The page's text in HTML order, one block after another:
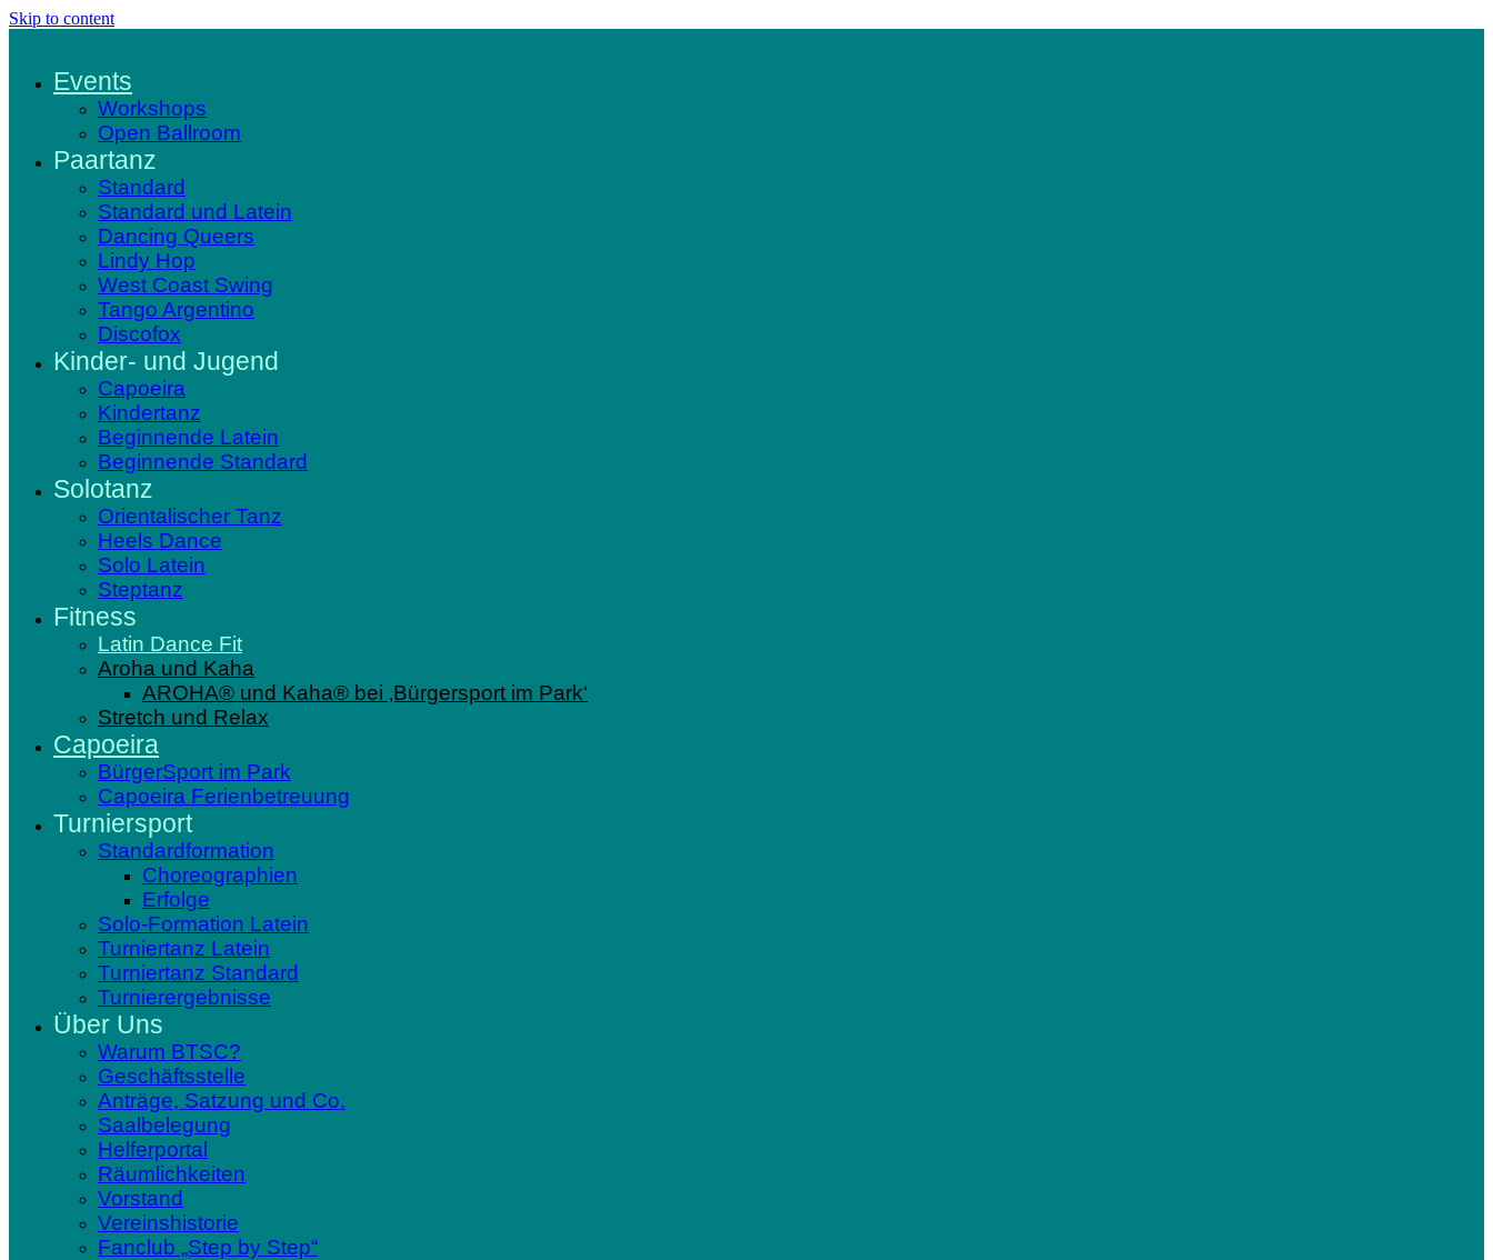
Skip to content
Events
Workshops
Open Ballroom
Paartanz
Standard
Standard und Latein
Dancing Queers
Lindy Hop
West Coast Swing
Tango Argentino
Discofox
Kinder- und Jugend
Capoeira
Kindertanz
Beginnende Latein
Beginnende Standard
Solotanz
Orientalischer Tanz
Heels Dance
Solo Latein
Steptanz
Fitness
Latin Dance Fit
Aroha und Kaha
AROHA® und Kaha® bei ‚Bürgersport im Park‘
Stretch und Relax
Capoeira
BürgerSport im Park
Capoeira Ferienbetreuung
Turniersport
Standardformation
Choreographien
Erfolge
Solo-Formation Latein
Turniertanz Latein
Turniertanz Standard
Turnierergebnisse
Über Uns
Warum BTSC?
Geschäftsstelle
Anträge, Satzung und Co.
Saalbelegung
Helferportal
Räumlichkeiten
Vorstand
Vereinshistorie
Fanclub „Step by Step“